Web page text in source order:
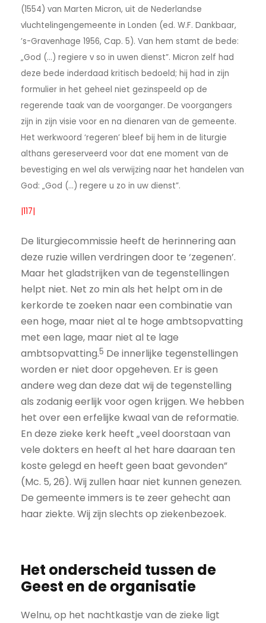
(1554) van Marten Micron, uit de Nederlandse
vluchtelingengemeente in Londen (ed. W.F. Dankbaar,
’s-Gravenhage 1956, Cap. 5). Van hem stamt de bede:
„God (…) regiere v so in uwen dienst”. Micron zelf had
deze bede inderdaad kritisch bedoeld; hij had in zijn
formulier in het geheel niet gezinspeeld op de
regerende taak van de voorganger. De voorgangers
zijn in zijn visie voor en na dienaren van de gemeente.
Het werkwoord ‘regeren’ bleef bij hem in de liturgie
althans gereserveerd voor dat ene moment van de
bevestiging en wel als verwijzing naar het handelen van
God: „God (…) regere u zo in uw dienst”.
|117|
De liturgiecommissie heeft de herinnering aan
deze ruzie willen verdringen door te ‘zegenen’.
Maar het gladstrijken van de tegenstellingen
helpt niet. Net zo min als het helpt om in de
kerkorde te zoeken naar een combinatie van
een hoge, maar niet al te hoge ambtsopvatting
met een lage, maar niet al te lage
ambtsopvatting.5 De innerlijke tegenstellingen
worden er niet door opgeheven. Er is geen
andere weg dan deze dat wij de tegenstelling
als zodanig eerlijk voor ogen krijgen. We hebben
het over een erfelijke kwaal van de reformatie.
En deze zieke kerk heeft „veel doorstaan van
vele dokters en heeft al het hare daaraan ten
koste gelegd en heeft geen baat gevonden”
(Mc. 5, 26). Wij zullen haar niet kunnen genezen.
De gemeente immers is te zeer gehecht aan
haar ziekte. Wij zijn slechts op ziekenbezoek.
Het onderscheid tussen de
Geest en de organisatie
Welnu, op het nachtkastje van de zieke ligt